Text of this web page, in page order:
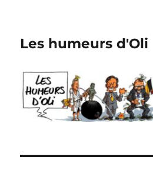
Les humeurs d'Oli